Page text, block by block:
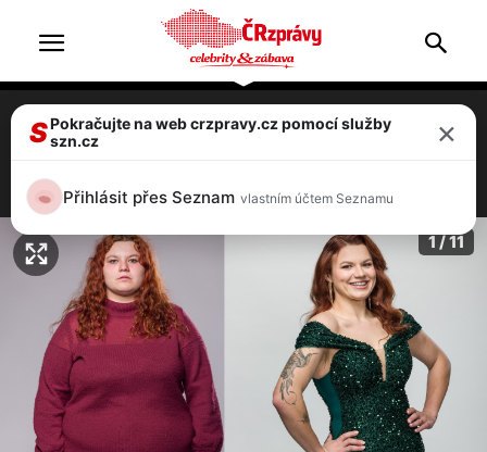
Extrémní proměny: Karolina shodila 56
1 / 11
SPokračujte na web crzpravy.cz pomocí služby
szn.cz
×
Přihlásit přes Seznam vlastním účtem Seznamu